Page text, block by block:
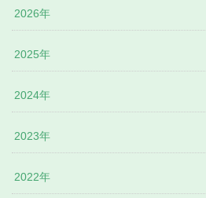
2026年
2025年
2024年
2023年
2022年